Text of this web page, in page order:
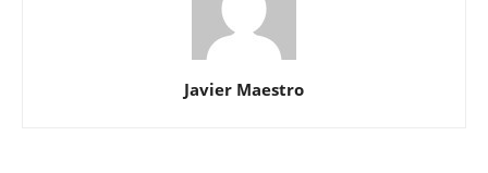
Javier Maestro